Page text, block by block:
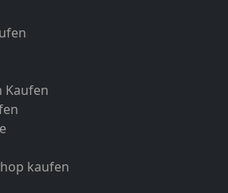
Kaufen
kaufen